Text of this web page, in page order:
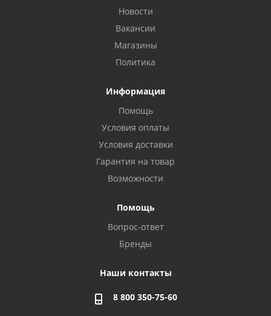
Новости
Вакансии
Магазины
Политика
Информация
Помощь
Условия оплаты
Условия доставки
Гарантия на товар
Возможности
Помощь
Вопрос-ответ
Бренды
Наши контакты
8 800 350-75-60